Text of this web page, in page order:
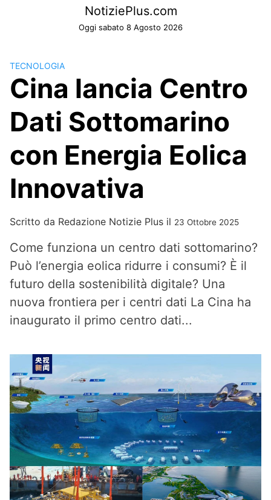
NotiziePlus.com
Oggi sabato 8 Agosto 2026
TECNOLOGIA
Cina lancia Centro
Dati Sottomarino
con Energia Eolica
Innovativa
Scritto da Redazione Notizie Plus il 23 Ottobre 2025
Come funziona un centro dati sottomarino?
Può l’energia eolica ridurre i consumi? È il
futuro della sostenibilità digitale? Una
nuova frontiera per i centri dati La Cina ha
inaugurato il primo centro dati...